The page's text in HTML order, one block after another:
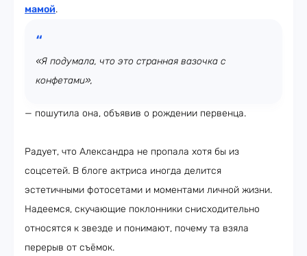
мамой.
«Я подумала, что это странная вазочка с
конфетами»,
— пошутила она, объявив о рождении первенца.
Радует, что Александра не пропала хотя бы из
соцсетей. В блоге актриса иногда делится
эстетичными фотосетами и моментами личной жизни.
Надеемся, скучающие поклонники снисходительно
относятся к звезде и понимают, почему та взяла
перерыв от съёмок.